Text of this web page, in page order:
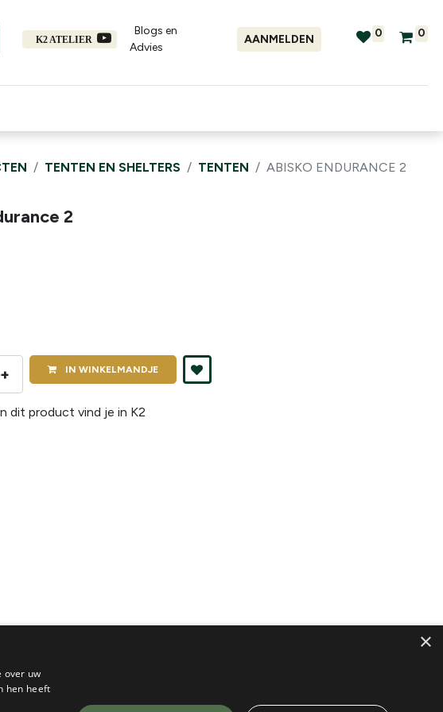
K2 ATELIER
Blogs en
Advies​
AANMELDEN 0 0
TENTEN EN SHELTERS TENTEN ABISKO ENDURANCE 2
2
+ IN WINKELMANDJE
dit product vind je in K2
×
over uw
hen heeft